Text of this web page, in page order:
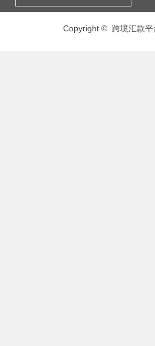
Copyright © 跨境汇款平